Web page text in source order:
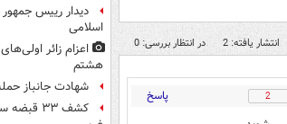
انتشار یافته: 2 در انتظار بررسی: 0
2 پاسخ
دیدار رییس
اسلامی
اعزام زائر
هشتم
شهادت جانباز
کشف ۳۳